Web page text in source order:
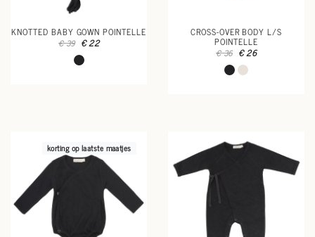
KNOTTED BABY GOWN POINTELLE
€ 39 € 22
CROSS-OVER BODY L/S
POINTELLE
€ 36 € 26
korting op laatste maatjes